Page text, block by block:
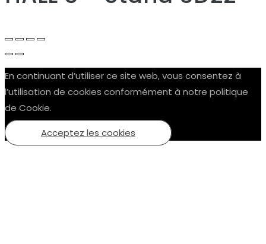
En continuant d’utiliser ce site web, vous consentez à
l’utilisation de cookies conformément à notre politique
de Cookie.
Acceptez les cookies